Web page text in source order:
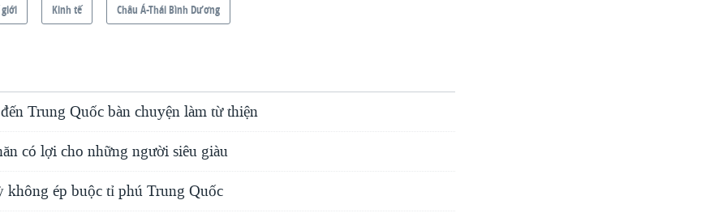
Kinh tế Châu Á-Thái Bình Dương
Trung Quốc bàn chuyện làm từ thiện
có lợi cho những người siêu giàu
ép buộc tỉ phú Trung Quốc